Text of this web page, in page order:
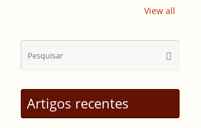
View all
Artigos recentes